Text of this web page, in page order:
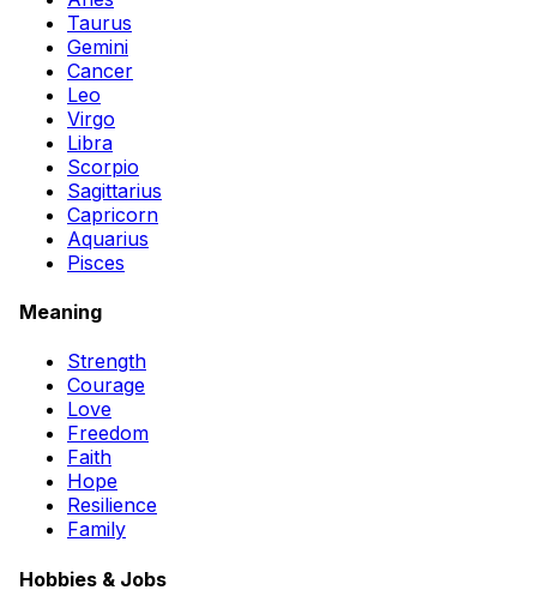
Taurus
Gemini
Cancer
Leo
Virgo
Libra
Scorpio
Sagittarius
Capricorn
Aquarius
Pisces
Meaning
Strength
Courage
Love
Freedom
Faith
Hope
Resilience
Family
Hobbies & Jobs